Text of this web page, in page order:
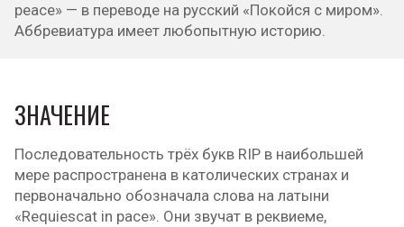
peace» — в переводе на русский «Покойся с миром».
Аббревиатура имеет любопытную историю.
ЗНАЧЕНИЕ
Последовательность трёх букв RIP в наибольшей
мере распространена в католических странах и
первоначально обозначала слова на латыни
«Requiescat in pace». Они звучат в реквиеме,